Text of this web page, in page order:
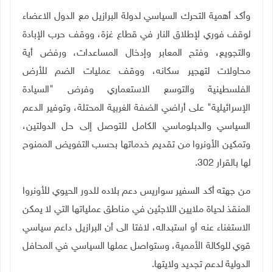
وأكد أهمية التحرك السياسي لدولة البرازيل مع الدول الاعضاء
لوقف فوري لإطلاق النار في قطاع غزة، ووقف حرب الإبادة
والتجويع، وفتح المعابر وإدخال المساعدات، ورفض أية
محاولات لتهجير سكانه، ووقف عمليات الضم للأرض
الفلسطينية والتوسع الاستعماري وفرض "السيادة
الإسرائيلية" على أراضي الضفة الغربية المحتلة، وتوفير الدعم
السياسي والدبلوماسي الكامل للتوصل إلى حل الدولتين،
وتمكين الأونروا من تقديم خدماتها بحسب التفويض الممنوح
لها بالقرار 302.
من جهته أكد السفير سواريس دعم بلاده للدور الحيوي للأونروا
المنقذ لحياة ملايين اللاجئين في مناطق عملياتها التي لا يمكن
الاستغناء عنه أو استبداله، لافتا الى أن البرازيل داعم سياسي
قوي للوكالة الأممية، وستواصل عملها السياسي في المحافل
الدولية لدعم تجديد ولايتها.